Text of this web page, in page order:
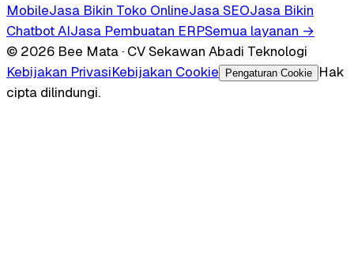
MobileJasa Bikin Toko OnlineJasa SEOJasa Bikin
Chatbot AIJasa Pembuatan ERPSemua layanan →
© 2026 Bee Mata · CV Sekawan Abadi Teknologi
Kebijakan PrivasiKebijakan Cookie Pengaturan Cookie
Hak
cipta dilindungi.